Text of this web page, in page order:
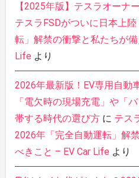
【2025年版】テスラオーナ
テスラFSDがついに日本上
転」解禁の衝撃と私たちが
Life より
2026年最新版！EV専用自動
「電欠時の現場充電」や「
帯する時代の選び方に テス
2026年「完全自動運転」解
べきこと – EV Car Life より